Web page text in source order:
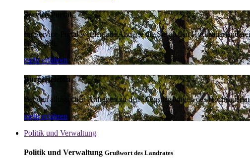
Service-Portal
Im Service-Portal werden alle Anträge die Sie an den
umgestellt.
mehr erfahren
Bürgertelefon
Bei den alltäglichen Anfragen zu den Dienstleistungen des
mehr erfahren
Politik und Verwaltung
Politik und Verwaltung Grußwort des Landrates